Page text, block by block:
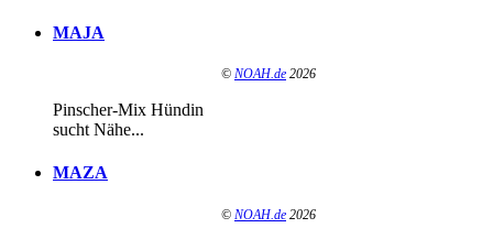
MAJA
© NOAH.de 2026
Pinscher-Mix Hündin
sucht Nähe...
MAZA
© NOAH.de 2026